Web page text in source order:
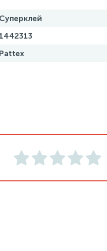
Суперклей
1442313
Pattex